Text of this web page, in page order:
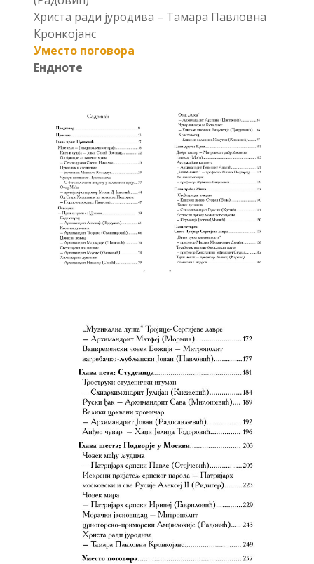
Христа ради јуродива – Тамара Павловна
Кронкојанс
Уместо поговора
Ендноте